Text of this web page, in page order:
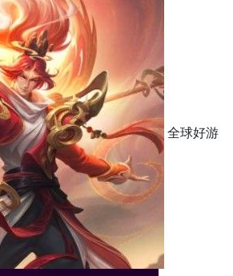
全球好游